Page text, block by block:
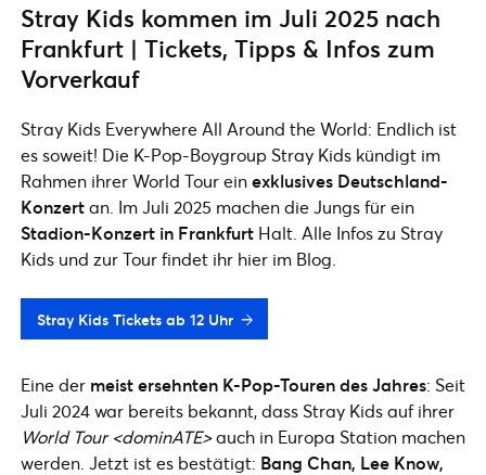
Stray Kids kommen im Juli 2025 nach
Frankfurt | Tickets, Tipps & Infos zum
Vorverkauf
Stray Kids Everywhere All Around the World: Endlich ist
es soweit! Die K-Pop-Boygroup Stray Kids kündigt im
Rahmen ihrer World Tour einexklusives Deutschland-
Konzertan. Im Juli 2025 machen die Jungs für ein
Stadion-Konzert in Frankfurt Halt. Alle Infos zu Stray
Kids und zur Tour findet ihr hier im Blog.
Stray Kids Tickets ab 12 Uhr
Eine der meist ersehnten K-Pop-Touren des Jahres: Seit
Juli 2024 war bereits bekannt, dass Stray Kids auf ihrer
World Tour <dominATE>auch in Europa Station machen
werden. Jetzt ist es bestätigt: Bang Chan, Lee Know,